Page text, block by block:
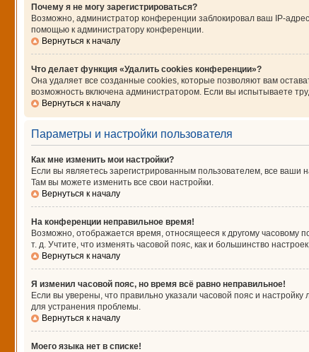
Почему я не могу зарегистрироваться?
Возможно, администратор конференции заблокировал ваш IP-
помощью к администратору конференции.
Вернуться к началу
Что делает функция «Удалить cookies конференции»?
Она удаляет все созданные cookies, которые позволяют вам
возможность включена администратором. Если вы испытываете
Вернуться к началу
Параметры и настройки пользователя
Как мне изменить мои настройки?
Если вы являетесь зарегистрированным пользователем, все
Там вы можете изменить все свои настройки.
Вернуться к началу
На конференции неправильное время!
Возможно, отображается время, относящееся к другому часовому
т. д. Учтите, что изменять часовой пояс, как и большинство
Вернуться к началу
Я изменил часовой пояс, но время всё равно неправильное!
Если вы уверены, что правильно указали часовой пояс и
для устранения проблемы.
Вернуться к началу
Моего языка нет в списке!